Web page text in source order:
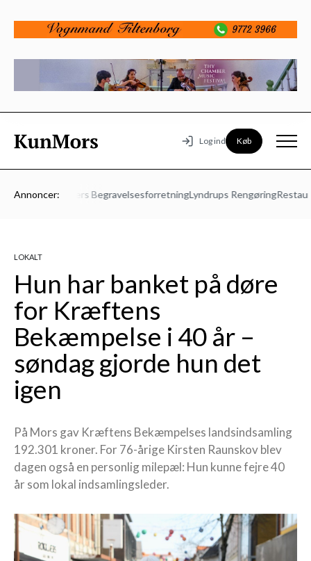
Log ind Køb
Annoncer:
23.08Vesters BegravelsesforretningLyndrups Rengøring
LOKALT
Hun har banket på døre
for Kræftens
Bekæmpelse i 40 år –
søndag gjorde hun det
igen
På Mors gav Kræftens Bekæmpelses landsindsamling
192.301 kroner. For 76-årige Kirsten Raunskov blev
dagen også en personlig milepæl: Hun kunne fejre 40
år som lokal indsamlingsleder.